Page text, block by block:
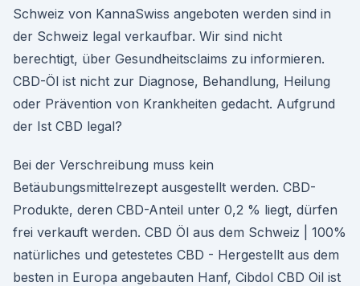
Schweiz von KannaSwiss angeboten werden sind in
der Schweiz legal verkaufbar. Wir sind nicht
berechtigt, über Gesundheitsclaims zu informieren.
CBD-Öl ist nicht zur Diagnose, Behandlung, Heilung
oder Prävention von Krankheiten gedacht. Aufgrund
der Ist CBD legal?
Bei der Verschreibung muss kein
Betäubungsmittelrezept ausgestellt werden. CBD-
Produkte, deren CBD-Anteil unter 0,2 % liegt, dürfen
frei verkauft werden. CBD Öl aus dem Schweiz | 100%
natürliches und getestetes CBD - Hergestellt aus dem
besten in Europa angebauten Hanf, Cibdol CBD Oil ist